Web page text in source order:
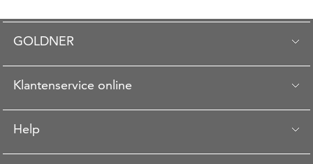
GOLDNER
Klantenservice online
Help